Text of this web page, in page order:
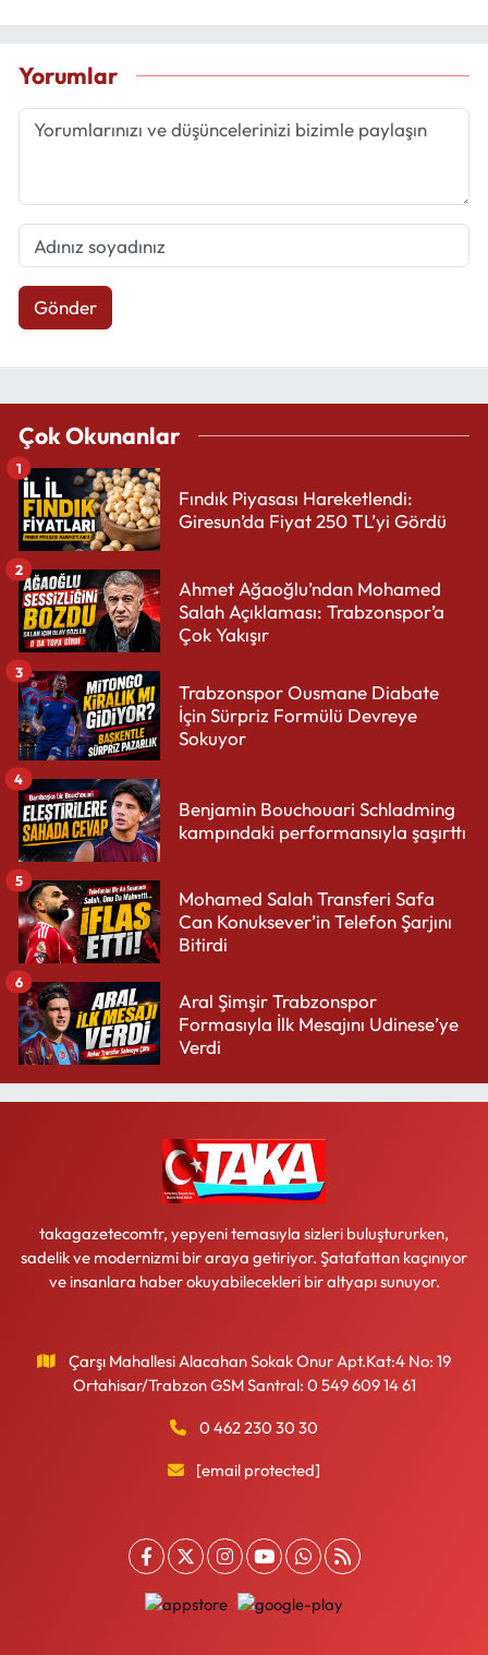
Yorumlar
Gönder
Çok Okunanlar
Fındık Piyasası Hareketlendi:
Giresun’da Fiyat 250 TL’yi Gördü
1
Ahmet Ağaoğlu’ndan Mohamed
Salah Açıklaması: Trabzonspor’a
Çok Yakışır
2
Trabzonspor Ousmane Diabate
İçin Sürpriz Formülü Devreye
Sokuyor
3
Benjamin Bouchouari Schladming
kampındaki performansıyla şaşırttı
4
Mohamed Salah Transferi Safa
Can Konuksever’in Telefon Şarjını
Bitirdi
5
Aral Şimşir Trabzonspor
Formasıyla İlk Mesajını Udinese’ye
Verdi
6
takagazetecomtr, yepyeni temasıyla sizleri buluştururken,
sadelik ve modernizmi bir araya getiriyor. Şatafattan kaçınıyor
ve insanlara haber okuyabilecekleri bir altyapı sunuyor.
Çarşı Mahallesi Alacahan Sokak Onur Apt.Kat:4 No: 19
Ortahisar/Trabzon GSM Santral: 0 549 609 14 61
0 462 230 30 30
[email protected]